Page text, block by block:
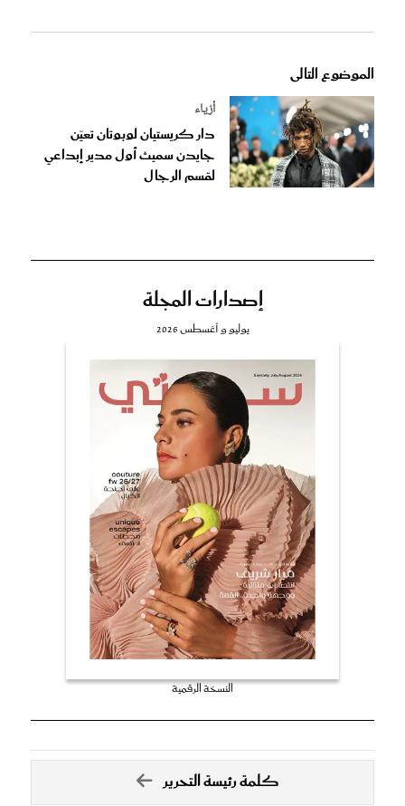
الموضوع التالى
أزياء
دار كريستيان لوبوتان تعيّن
جايدن سميث أول مدير إبداعي
لقسم الرجال
إصدارات المجلة
يوليو و أغسطس 2026
النسخة الرقمية
كلمة رئيسة التحرير